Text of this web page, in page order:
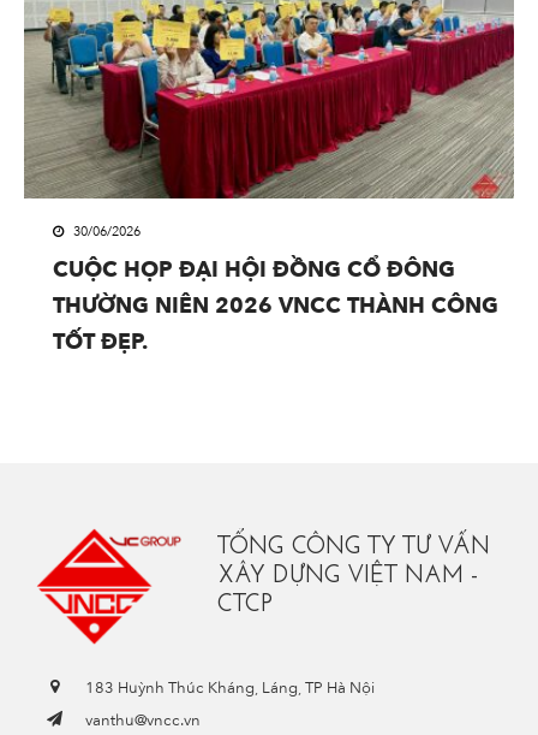
30/06/2026
CUỘC HỌP ĐẠI HỘI ĐỒNG CỔ ĐÔNG
THƯỜNG NIÊN 2026 VNCC THÀNH CÔNG
TỐT ĐẸP.
TỔNG CÔNG TY TƯ VẤN
XÂY DỰNG VIỆT NAM -
CTCP
183 Huỳnh Thúc Kháng, Láng, TP Hà Nội
vanthu@vncc.vn